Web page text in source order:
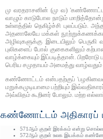
மு வரதராசனின் (மு வ) 'கண்ணோட்டம்
வாழும் காடுபோல நாடும்
உள்ளத்தில் நெகிழ்ச்சி புலப்படும்.
அதனாலேயே மக்கள்
அழிவுகளுக்கு இடையிலும்
புலிகளைப் போல் குகைகளிலும்
வாழ்க்கையும் இப்படித்தான்.
பெரிய சமுதாயம் அமைத்து
கண்ணோட்டம் என்பதற்குப்
மறுக்கமுடியாமை பற்றியும்
அவ்விதம் கூறினர் போலும். மற்ற
கண்ணோட்டம் அதிகாரப்
571ஆம் குறள் இரக்கம் என்று
572ஆம் குறள் உலக இயக்கம்